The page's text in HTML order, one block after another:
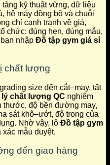
kỹ thuật vững, dữ liệu
hệ máy đồng bộ và chuỗi
chỉ cạnh tranh về giá,
chức: đúng hẹn, đúng mẫu,
nhập Đồ tập gym giá sỉ
chất lượng
size đến cắt–may, tất
lý chất lượng QC nghiêm
thước, độ bền đường may,
sát khô–ướt, độ trong của
Nhờ vậy, lô Đồ tập gym
mẫu duyệt.
đến giao hàng